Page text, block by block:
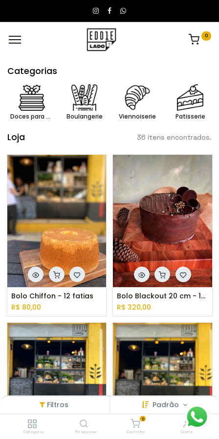
Filtros Padrão
Categoria Pesquisar
0
Carrinho Conta
0
Categorias
Doces para Encomendar Boulangerie Viennoiserie Patisserie
Loja 36 itens encontrados.
Bolo Chiffon - 12 fatias
R$ 80,00
Bolo Blackout 20 cm - 12 a 15 porções
R$ 320,00